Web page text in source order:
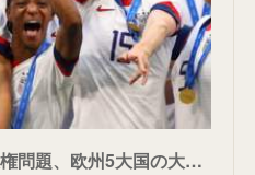
【速報】女子W杯の放映権問題、欧州5大国の大臣が緊急声明。